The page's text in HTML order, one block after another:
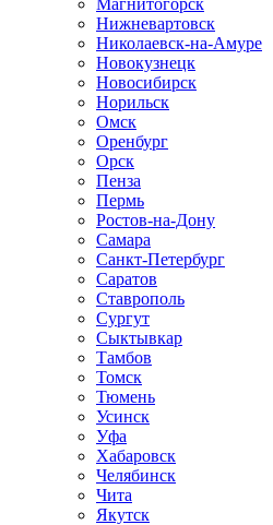
Магнитогорск
Нижневартовск
Николаевск-на-Амуре
Новокузнецк
Новосибирск
Норильск
Омск
Оренбург
Орск
Пенза
Пермь
Ростов-на-Дону
Самара
Санкт-Петербург
Саратов
Ставрополь
Сургут
Сыктывкар
Тамбов
Томск
Тюмень
Усинск
Уфа
Хабаровск
Челябинск
Чита
Якутск